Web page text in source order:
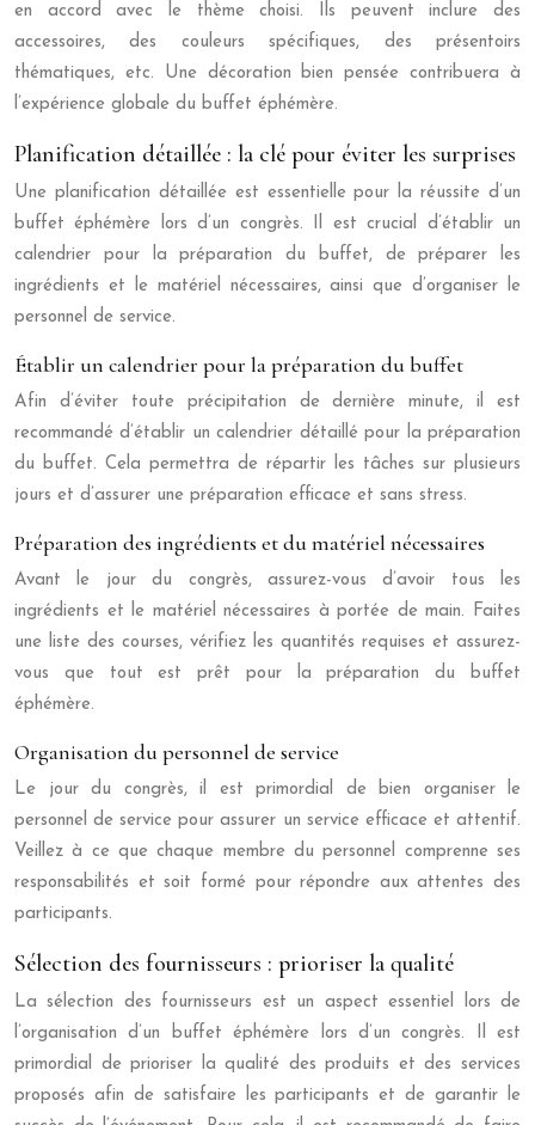
en accord avec le thème choisi. Ils peuvent inclure des
accessoires, des couleurs spécifiques, des présentoirs
thématiques, etc. Une décoration bien pensée contribuera à
l’expérience globale du buffet éphémère.
Planification détaillée : la clé pour éviter les surprises
Une planification détaillée est essentielle pour la réussite d’un
buffet éphémère lors d’un congrès. Il est crucial d’établir un
calendrier pour la préparation du buffet, de préparer les
ingrédients et le matériel nécessaires, ainsi que d’organiser le
personnel de service.
Établir un calendrier pour la préparation du buffet
Afin d’éviter toute précipitation de dernière minute, il est
recommandé d’établir un calendrier détaillé pour la préparation
du buffet. Cela permettra de répartir les tâches sur plusieurs
jours et d’assurer une préparation efficace et sans stress.
Préparation des ingrédients et du matériel nécessaires
Avant le jour du congrès, assurez-vous d’avoir tous les
ingrédients et le matériel nécessaires à portée de main. Faites
une liste des courses, vérifiez les quantités requises et assurez-
vous que tout est prêt pour la préparation du buffet
éphémère.
Organisation du personnel de service
Le jour du congrès, il est primordial de bien organiser le
personnel de service pour assurer un service efficace et attentif.
Veillez à ce que chaque membre du personnel comprenne ses
responsabilités et soit formé pour répondre aux attentes des
participants.
Sélection des fournisseurs : prioriser la qualité
La sélection des fournisseurs est un aspect essentiel lors de
l’organisation d’un buffet éphémère lors d’un congrès. Il est
primordial de prioriser la qualité des produits et des services
proposés afin de satisfaire les participants et de garantir le